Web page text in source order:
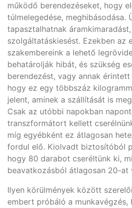
működő berendezéseket, hogy
túlmelegedése, meghibásodása.
tapasztalhatnak
szolgáltatáskiesést. Ezekben az
szakembereink a lehető
behatárolják hibát, és szükség
berendezést, vagy annak
hogy ez egy többszáz
jelent, aminek a szállítását is
Csak az utóbbi napokban
transzformátort kellett
míg egyébként ez átlagosan
fordul elő. Kiolvadt biztosítóból
hogy 80 darabot cseréltünk ki,
beavatkozásból átlagosan 20-at
Ilyen körülmények között
embert próbáló a munkavégzés,